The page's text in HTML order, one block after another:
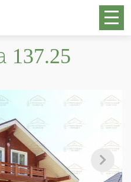
137.25